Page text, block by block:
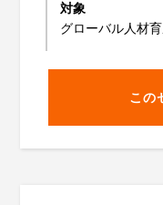
対象
グローバル人材
この